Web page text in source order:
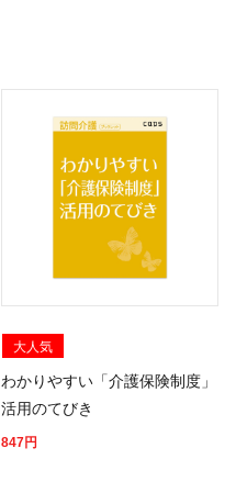
大人気
わかりやすい「介護保険制度」
活用のてびき
847円